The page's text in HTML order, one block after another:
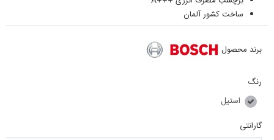
ساخت کشور آلمان
برند محصول
رنگ
استیل
گارانتی